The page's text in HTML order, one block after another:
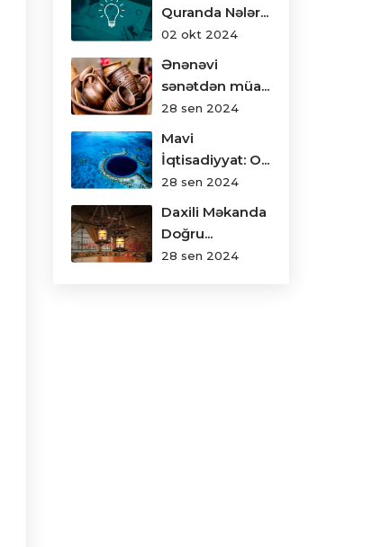
Quranda Nələr...
02 okt 2024
Ənənəvi
sənətdən müa...
28 sen 2024
Mavi
İqtisadiyyat: O...
28 sen 2024
Daxili Məkanda
Doğru...
28 sen 2024